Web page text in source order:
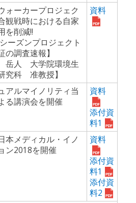
ォーカープロジェク
観戦時における自家
を削減!!
シーズンプロジェクト
の調査速報】
岳人 大学院環境生
究科 准教授】
資料
アルマイノリティ当
る講演会を開催
資料
添付資
料1
本メディカル・イノ
ン2018を開催
資料
添付資
料1
添付資
料2